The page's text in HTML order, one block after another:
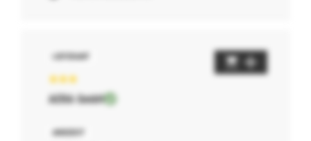
AERA GmbH